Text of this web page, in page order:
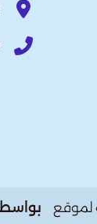
لموقع